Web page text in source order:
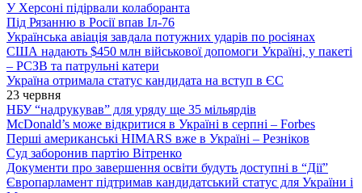
У Херсоні підірвали колаборанта
Під Рязанню в Росії впав Іл-76
Українська авіація завдала потужних ударів по росіянах
США надають $450 млн військової допомоги Україні, у пакеті
– РСЗВ та патрульні катери
Україна отримала статус кандидата на вступ в ЄС
23 червня
НБУ “надрукував” для уряду ще 35 мільярдів
McDonald’s може відкритися в Україні в серпні – Forbes
Перші американські HIMARS вже в Україні – Резніков
Суд заборонив партію Вітренко
Документи про завершення освіти будуть доступні в “Дії”
Європарламент підтримав кандидатський статус для України і